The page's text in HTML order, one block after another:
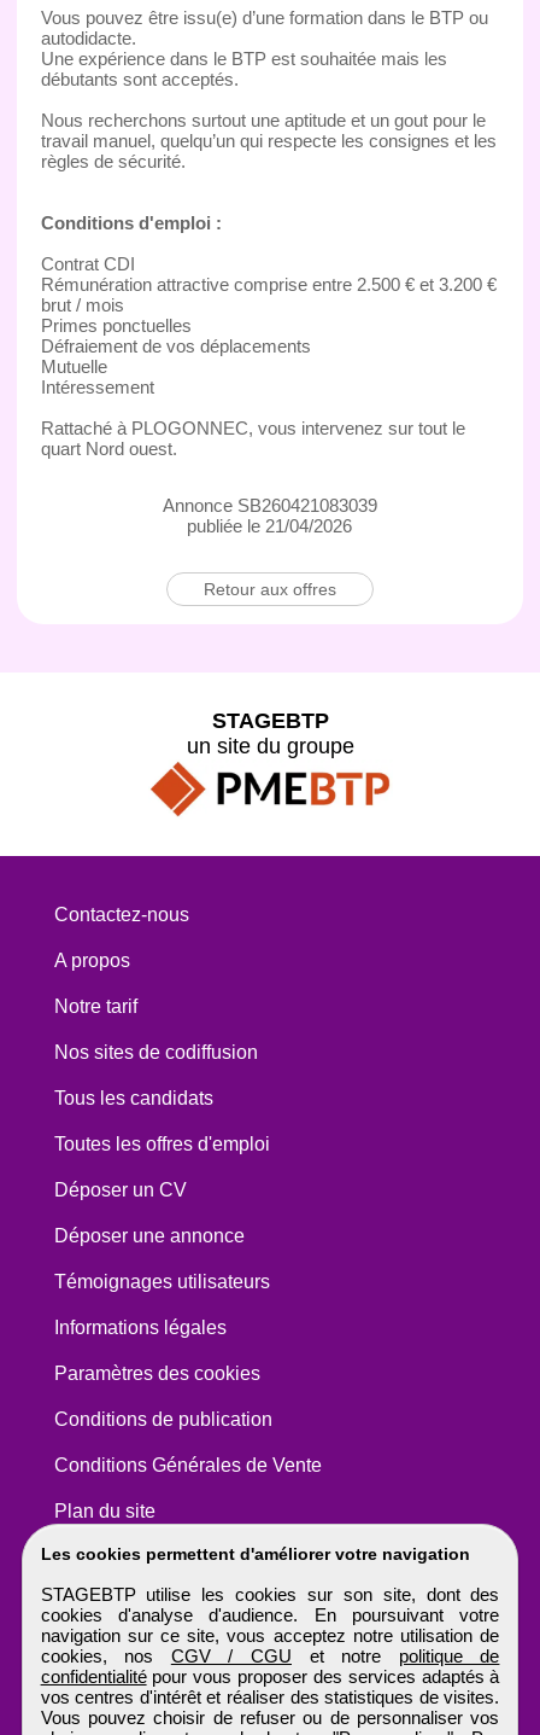
Vous pouvez être issu(e) d’une formation dans le BTP ou
autodidacte.
Une expérience dans le BTP est souhaitée mais les
débutants sont acceptés.
Nous recherchons surtout une aptitude et un gout pour le
travail manuel, quelqu’un qui respecte les consignes et les
règles de sécurité.
Conditions d'emploi :
Contrat CDI
Rémunération attractive comprise entre 2.500 € et 3.200 €
brut / mois
Primes ponctuelles
Défraiement de vos déplacements
Mutuelle
Intéressement
Rattaché à PLOGONNEC, vous intervenez sur tout le
quart Nord ouest.
Annonce SB260421083039
publiée le 21/04/2026
Retour aux offres
Les cookies permettent d'améliorer votre navigation
STAGEBTP utilise les cookies sur son site, dont des
cookies d'analyse d'audience. En poursuivant votre
navigation sur ce site, vous acceptez notre utilisation de
cookies, nos CGV / CGU et notre politique de
confidentialitépour vous proposer des services adaptés à
vos centres d'intérêt et réaliser des statistiques de visites.
Vous pouvez choisir de refuser ou de personnaliser vos
STAGEBTP
un site du groupe
Contactez-nous
A propos
Notre tarif
Nos sites de codiffusion
Tous les candidats
Toutes les offres d'emploi
Déposer un CV
Déposer une annonce
Témoignages utilisateurs
Informations légales
Paramètres des cookies
Conditions de publication
Conditions Générales de Vente
Plan du site